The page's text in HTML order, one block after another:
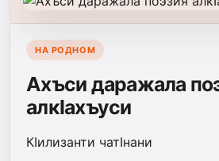
НА РОДНОМ
Ахъси даражала
алкIахъуси
КIилизанти чатIнани